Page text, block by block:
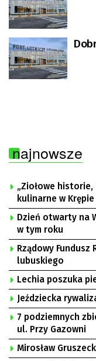
najnowsze
„Ziołowe
kulinarne w Krępie
Dzień otwarty na
w tym roku
Rządowy
lubuskiego
Lechia poszuka
Jeździecka
7 podziemnych
ul. Przy Gazowni
Mirosław